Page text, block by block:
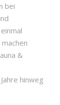
bei
&
hinweg